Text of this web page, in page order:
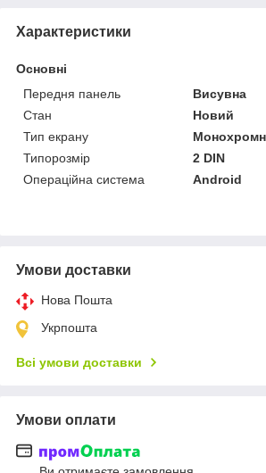
Характеристики
Основні
Передня панель
Висувна
Стан
Новий
Тип екрану
Типорозмір
2 DIN
Операційна система
Android
Умови доставки
Нова Пошта
Укрпошта
Всі умови доставки
Умови оплати